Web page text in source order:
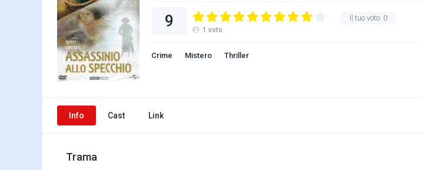
Il tuo voto: 0
9 1 voto
Crime Mistero Thriller
Info Cast Link
Trama